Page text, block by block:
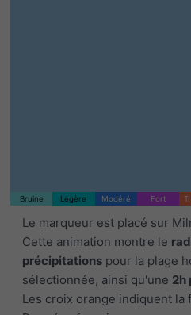
Bruine Légère Modéré Fort
Le marqueur est placé sur
Cette animation montre le
précipitations pour la plage
sélectionnée, ainsi qu'une 2h
Les croix orange indiquent la